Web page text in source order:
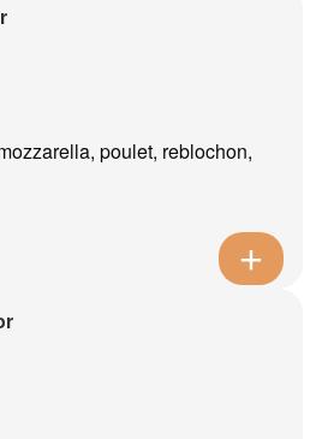
poulet, reblochon,